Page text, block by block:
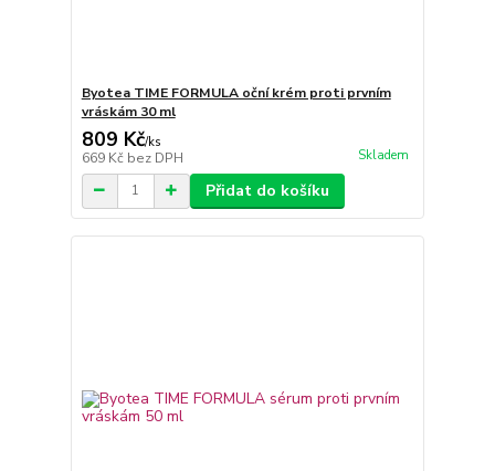
Byotea TIME FORMULA oční krém proti prvním
vráskám 30 ml
809 Kč/ks
669 Kč bez DPH Skladem
Přidat do košíku